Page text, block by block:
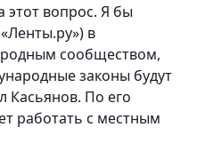
этот вопрос. Я бы
в
сообществом,
законы будут
Касьянов. По его
работать с местным